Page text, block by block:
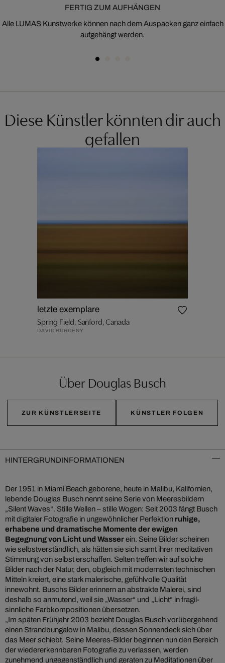
FERTIG ZUM AUFHÄNGEN
Alle LUMAS Kunstwerke können nach dem Auspacken ganz einfach
aufgehängt werden.
Diese Künstler könnten dir auch
gefallen
letzte exemplare
Spring Field, Sanford, Canada
DAVID BURDENY
Über Douglas Busch
ZUR KÜNSTLERSEITE KÜNSTLER FOLGEN
HINTERGRUNDINFORMATIONEN
Der 1951 in Miami Beach geborene, heute in Malibu, Kalifornien,
lebende Douglas Busch nennt seine Serie von Meeresbildern
„Silent Waves“. Stille Wellen – stille Wogen: Seit 2003 fängt Busch
mit digitaler Fotografie in ungewöhnlicher Perfektion ruhige,
erhabene und dramatische Momente der ewigen
Begegnung von Licht und Wasserein. Seine Bilder scheinen
wie selbstverständlich, als hätten sie sich samt ihrer meditativen
Stimmung von selbst erschaffen. Selten treffen wir auf solche
Bilder nach der Natur, den, obgleich mit modernsten technischen
Mitteln kreiert, eine stark malerische, gefühlvolle Qualität
innewohnt. Buschs Bilder erinnern an abstrakte Malerei, sind
deshalb so anmutend, weil sie „Wasser“ und „Licht“ in fragil-
sinnliche Farbkompositionen übersetzen.
„Im späten Frühjahr 2003 bezieht Douglas Busch vorübergehend
einen Strandbungalow in Malibu, dessen Sonnendeck sich über
das Meer schiebt. Seine Meeres-Bilder beginnen nun den Bereich
der wiedererkennbaren Fotografie zu verlassen, werden
zunehmend ungegenständlich und geraten zu Meditationen über